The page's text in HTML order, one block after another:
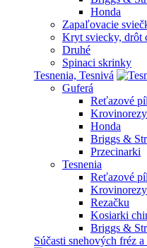
Honda
Zapaľovacie
Kryt sviecky, drôt
Druhé
Spinaci skrinky
Tesnenia, Tesnivá
Guferá
Reťazové
Krovinorezy
Honda
Briggs &
Przecinarki
Tesnenia
Reťazové
Krovinorezy
Rezačku
Kosiarki
Briggs &
Súčasti snehových fréz